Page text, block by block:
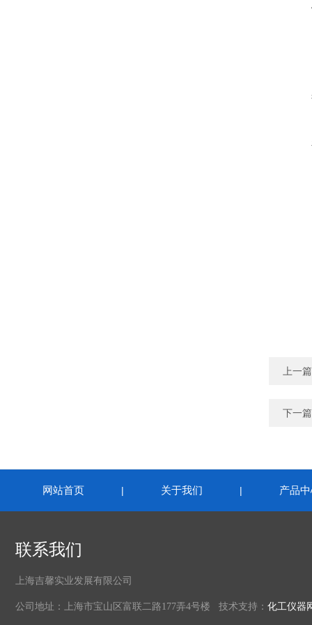
上一篇
下一篇
网站首页 | 关于我们 | 产品
联系我们
上海吉馨实业发展有限公司
公司地址：上海市宝山区富联二路177弄4号楼 技术支持： 化工仪器